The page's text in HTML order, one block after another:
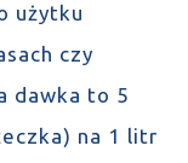
użytku
czy
dawka to 5
na 1 litr